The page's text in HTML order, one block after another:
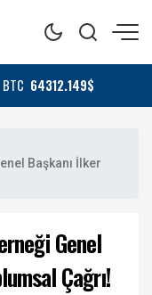
BTC 64312.149$
Başkanı İlker
Genel
Çağrı!